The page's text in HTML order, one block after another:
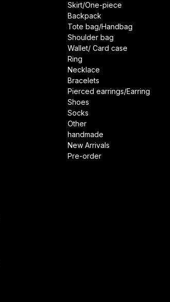
Skirt/One-piece
Backpack
Tote bag/Handbag
Shoulder bag
Wallet/ Card case
Ring
Necklace
Bracelets
Pierced earrings/Earring
Shoes
Socks
Other
handmade
New Arrivals
Pre-order